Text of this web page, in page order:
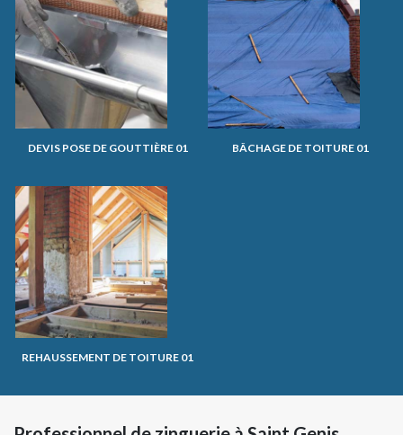
DEVIS POSE DE GOUTTIÈRE 01 BÂCHAGE DE TOITURE 01
REHAUSSEMENT DE TOITURE 01